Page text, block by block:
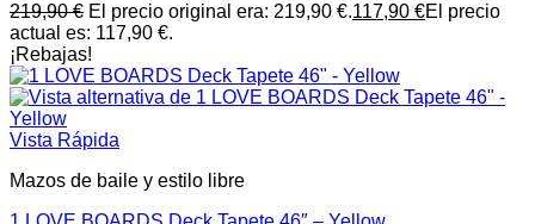
219,90€ El precio original era: 219,90 €.117,90 €El precio
actual es: 117,90 €.
¡Rebajas!
Vista Rápida
Mazos de baile y estilo libre